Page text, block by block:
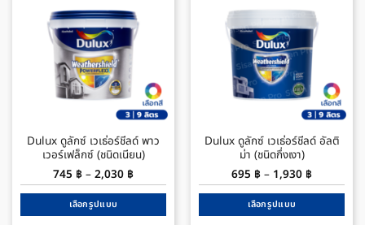
variants.
The
options
may
be
chosen
product
page
variants.
The
options
may
be
chosen
product
page
Dulux ดูลักซ์ เวเธ่อร์ชีลด์ พาว
เวอร์เฟล็กซ์ (ชนิดเนียน)
745 ฿ – 2,030 ฿Price
range:
745 ฿
2,030 ฿
เลือกรูปแบบ
Dulux ดูลักซ์ เวเธ่อร์ชีลด์ อัลติ
ม่า (ชนิดกึ่งเงา)
695 ฿ – 1,930 ฿Price
range:
695 ฿
1,930 ฿
เลือกรูปแบบ